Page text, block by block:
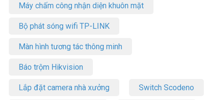
Máy chấm công nhận diện khuôn mặt
Bộ phát sóng wifi TP-LINK
Màn hình tương tác thông minh
Báo trộm Hikvision
Lắp đặt camera nhà xưởng Switch Scodeno